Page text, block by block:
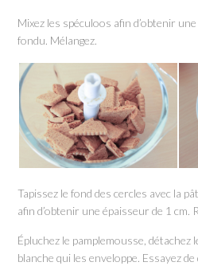
Mixez les spéculoos afin d’obtenir
fondu. Mélangez.
Tapissez le fond des cercles avec la
afin d’obtenir une épaisseur de 1 cm.
Épluchez le pamplemousse,
blanche qui les enveloppe. Essayez